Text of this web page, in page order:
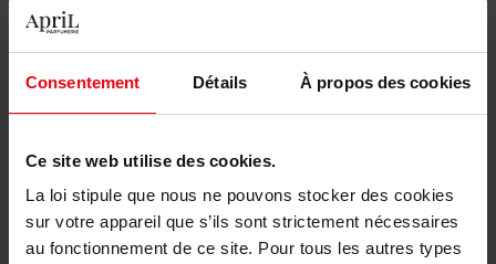
Consentement Détails À propos des cookies
Ce site web utilise des cookies.
La loi stipule que nous ne pouvons stocker des cookies
sur votre appareil que s’ils sont strictement nécessaires
au fonctionnement de ce site. Pour tous les autres types
En stock
Ajouter au panier
Livraison gratuite à partir de 50€
Retour gratuit dans votre magasin